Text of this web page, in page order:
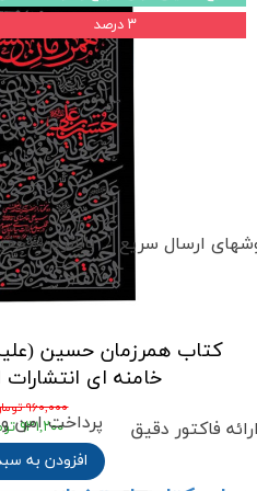
کتاب همرزمان حسین
خامنه ای انتشارات
۹۶۰,۰۰۰ تومان
۹۳۱,۲۰۰ تومان
افزودن به
۳ درصد
ارسال سریع بالاترین
فاکتور دقیق پرداخت امن